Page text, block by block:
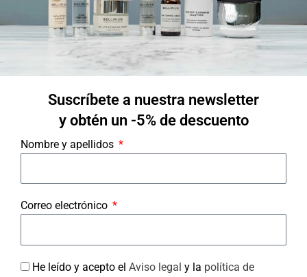
hola@bellirium.com
Ln-Vn de 9h a 13h
Síguenos en Instagram
Categorías de productos
Boosters
Cosmética
Soluciones para…
Suscríbete a nuestra newsletter
y obtén un -5% de descuento
Nombre y apellidos
Correo electrónico
He leído y acepto el Aviso legal y la política de